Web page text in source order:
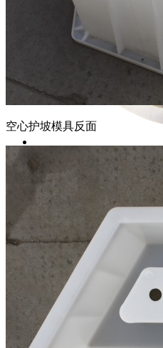
铁路泄水管配件
UPVC铁路泄水管及配件
水泥制品钢模具
高铁高速水泥基铁模具
高铁模具案例
空心护坡模具反面